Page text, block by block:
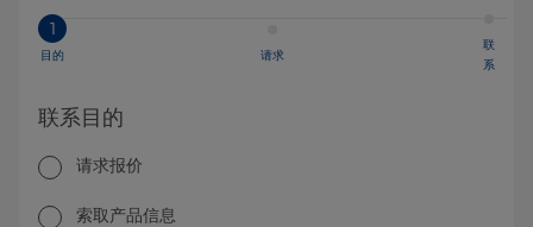
1
目的 请求
联
系
联系目的
请求报价
索取产品信息